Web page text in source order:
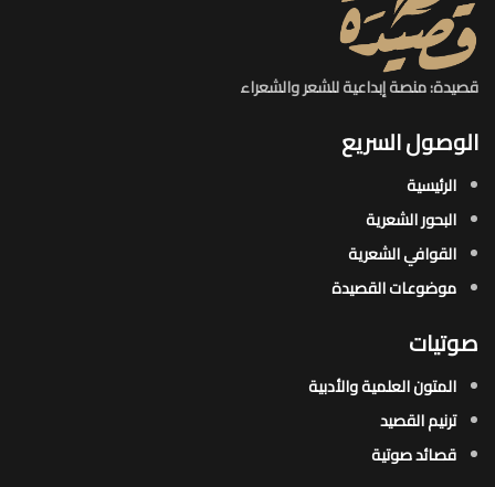
قصيدة: منصة إبداعية للشعر والشعراء
الوصول السريع
الرئيسية
البحور الشعرية​
القوافي الشعرية​
موضوعات القصيدة​
صوتيات
المتون العلمية والأدبية
ترنيم القصيد
قصائد صوتية